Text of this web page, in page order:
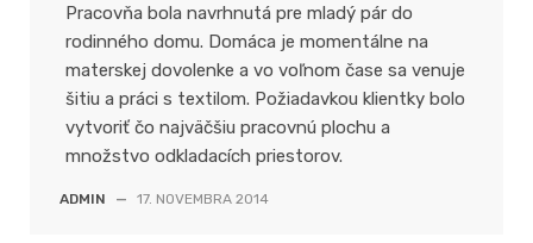
Pracovňa bola navrhnutá pre mladý pár do
rodinného domu. Domáca je momentálne na
materskej dovolenke a vo voľnom čase sa venuje
šitiu a práci s textilom. Požiadavkou klientky bolo
vytvoriť čo najväčšiu pracovnú plochu a
množstvo odkladacích priestorov.
ADMIN — 17. NOVEMBRA 2014